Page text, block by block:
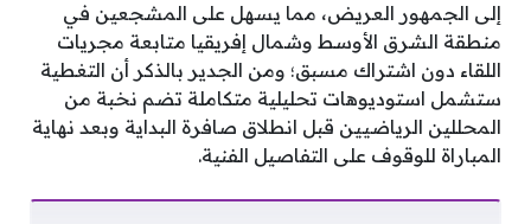
إلى الجمهور العريض، مما يسهل على المشجعين في
منطقة الشرق الأوسط وشمال إفريقيا متابعة مجريات
اللقاء دون اشتراك مسبق؛ ومن الجدير بالذكر أن التغطية
ستشمل استوديوهات تحليلية متكاملة تضم نخبة من
المحللين الرياضيين قبل انطلاق صافرة البداية وبعد نهاية
المباراة للوقوف على التفاصيل الفنية.